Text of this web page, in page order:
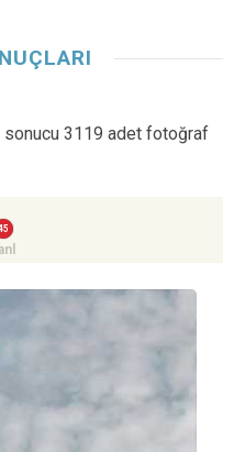
sonucu 3119 adet fotoğraf